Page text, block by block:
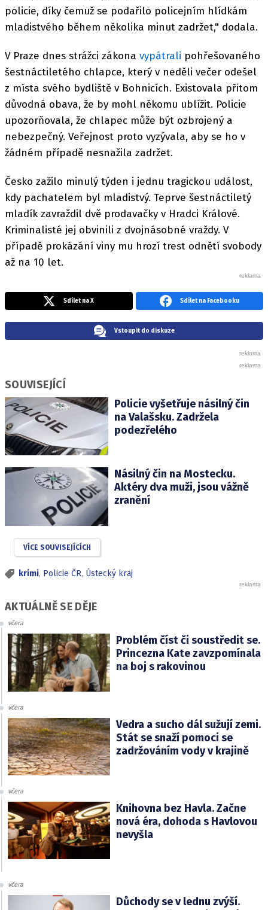
policie, díky čemuž se podařilo policejním hlídkám
mladistvého během několika minut zadržet," dodala.
V Praze dnes strážci zákona vypátrali pohřešovaného
šestnáctiletého chlapce, který v neděli večer odešel
z místa svého bydliště v Bohnicích. Existovala přitom
důvodná obava, že by mohl někomu ublížit. Policie
upozorňovala, že chlapec může být ozbrojený a
nebezpečný. Veřejnost proto vyzývala, aby se ho v
žádném případě nesnažila zadržet.
Česko zažilo minulý týden i jednu tragickou událost,
kdy pachatelem byl mladistvý. Teprve šestnáctiletý
mladík zavraždil dvě prodavačky v Hradci Králové.
Kriminalisté jej obvinili z dvojnásobné vraždy. V
případě prokázání viny mu hrozí trest odnětí svobody
až na 10 let.
Sdílet na X Sdílet na Facebooku
Vstoupit do diskuze
SOUVISEJÍCÍ
Policie vyšetřuje násilný čin
na Valašsku. Zadržela
podezřelého
Násilný čin na Mostecku.
Aktéry dva muži, jsou vážně
zranění
VÍCE SOUVISEJÍCÍCH
krimi, Policie ČR, Ústecký kraj
AKTUÁLNĚ SE DĚJE
včera
Problém číst či soustředit se.
Princezna Kate zavzpomínala
na boj s rakovinou
včera
Vedra a sucho dál sužují zemi.
Stát se snaží pomoci se
zadržováním vody v krajině
včera
Knihovna bez Havla. Začne
nová éra, dohoda s Havlovou
nevyšla
včera
Důchody se v lednu zvýší.